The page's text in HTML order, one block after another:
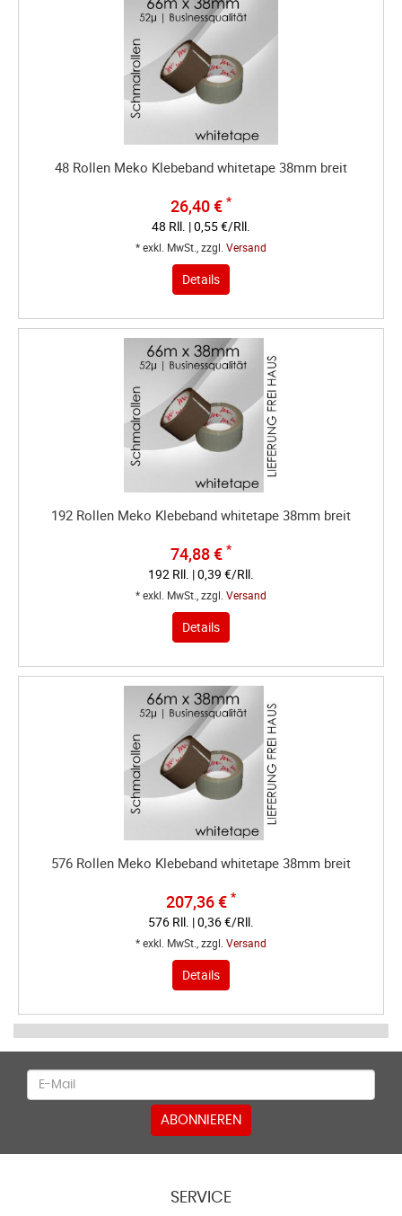
48 Rollen Meko Klebeband whitetape 38mm breit
26,40 € *
48 Rll. | 0,55 €/Rll.
* exkl. MwSt., zzgl. Versand
Details
192 Rollen Meko Klebeband whitetape 38mm breit
74,88 € *
192 Rll. | 0,39 €/Rll.
* exkl. MwSt., zzgl. Versand
Details
576 Rollen Meko Klebeband whitetape 38mm breit
207,36 € *
576 Rll. | 0,36 €/Rll.
* exkl. MwSt., zzgl. Versand
Details
ABONNIEREN
SERVICE